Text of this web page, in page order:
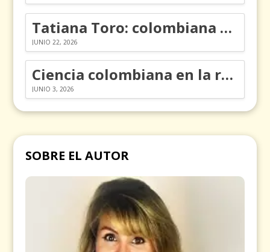
Tatiana Toro: colombiana que cambió la historia de las matemáticas
JUNIO 22, 2026
Ciencia colombiana en la revolución de los órganos en chips
JUNIO 3, 2026
SOBRE EL AUTOR